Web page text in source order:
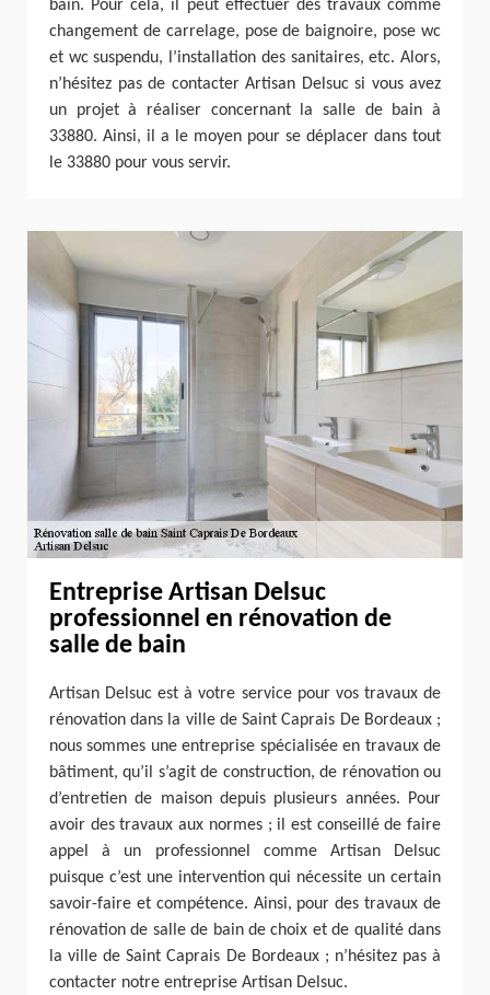
bain. Pour cela, il peut effectuer des travaux comme
changement de carrelage, pose de baignoire, pose wc
et wc suspendu, l’installation des sanitaires, etc. Alors,
n’hésitez pas de contacter Artisan Delsuc si vous avez
un projet à réaliser concernant la salle de bain à
33880. Ainsi, il a le moyen pour se déplacer dans tout
le 33880 pour vous servir.
Entreprise Artisan Delsuc
professionnel en rénovation de
salle de bain
Artisan Delsuc est à votre service pour vos travaux de
rénovation dans la ville de Saint Caprais De Bordeaux ;
nous sommes une entreprise spécialisée en travaux de
bâtiment, qu’il s’agit de construction, de rénovation ou
d’entretien de maison depuis plusieurs années. Pour
avoir des travaux aux normes ; il est conseillé de faire
appel à un professionnel comme Artisan Delsuc
puisque c’est une intervention qui nécessite un certain
savoir-faire et compétence. Ainsi, pour des travaux de
rénovation de salle de bain de choix et de qualité dans
la ville de Saint Caprais De Bordeaux ; n’hésitez pas à
contacter notre entreprise Artisan Delsuc.